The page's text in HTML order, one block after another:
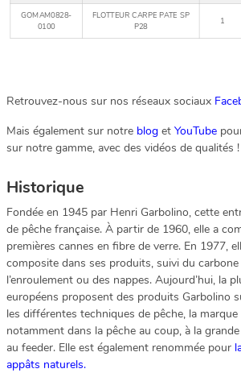
GOMAM0828-
0100
FLOTTEUR CARPE PATE SP
P28
1
Retrouvez-nous sur nos réseaux sociaux
Mais également sur notre blog et YouTube
sur notre gamme, avec des vidéos de qualités !
Historique
Fondée en 1945 par Henri Garbolino, cette
de pêche française. À partir de 1960, elle a
premières cannes en fibre de verre. En 1977,
composite dans ses produits, suivi du carbone
l’enroulement ou des nappes. Aujourd’hui, la
européens proposent des produits Garbolino
les différentes techniques de pêche, la marque
notamment dans la pêche au coup, à la grande
au feeder. Elle est également renommée pour
appâts naturels.